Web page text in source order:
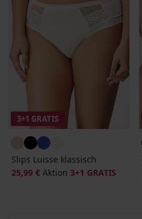
3+1 GRATIS
Slips Luisse klassisch
25,99 € Aktion 3+1 GRATIS